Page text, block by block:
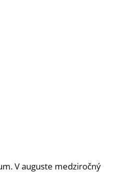
V auguste medziročný